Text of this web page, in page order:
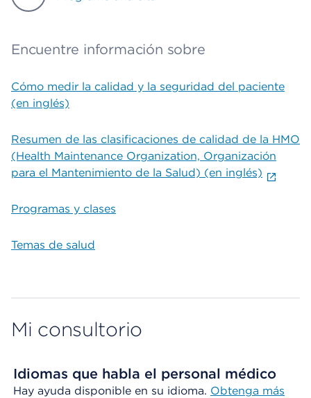
Encuentre información sobre
Cómo medir la calidad y la seguridad del paciente
(en inglés)
Resumen de las clasificaciones de calidad de la HMO
(Health Maintenance Organization, Organización
para el Mantenimiento de la Salud) (en inglés)
Programas y clases
Temas de salud
Mi consultorio
Idiomas que habla el personal médico
Hay ayuda disponible en su idioma. Obtenga más